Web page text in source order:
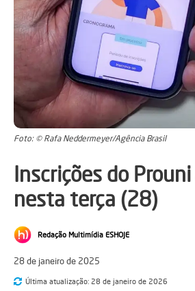
Foto: © Rafa Neddermeyer/Agência Brasil
Inscrições do
nesta terça (28)
Redação Multimídia ESHOJE
28 de janeiro de 2025
Última atualização: 28 de janeiro de 2026